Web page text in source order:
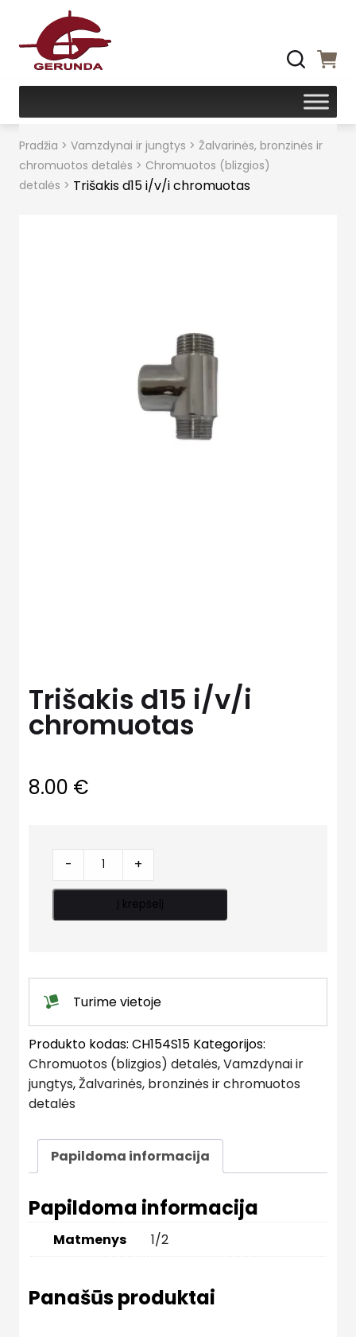
Pradžia > Vamzdynai ir jungtys > Žalvarinės, bronzinės ir
chromuotos detalės > Chromuotos (blizgios)
detalės > Trišakis d15 i/v/i chromuotas
Trišakis d15 i/v/i
chromuotas
8.00 €
d15
chromuotas
- +
Į krepšelį
Turime vietoje
Produkto kodas: CH154S15 Kategorijos:
Chromuotos (blizgios) detalės,Vamzdynai ir
jungtys,Žalvarinės, bronzinės ir chromuotos
detalės
Papildoma informacija
Papildoma informacija
Matmenys 1/2
Panašūs produktai